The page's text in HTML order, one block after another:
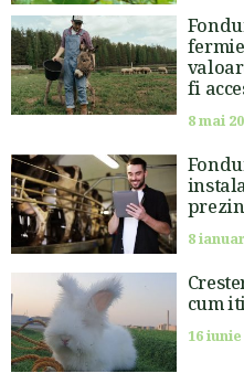
fi
8 mai
8
cum
16 iunie